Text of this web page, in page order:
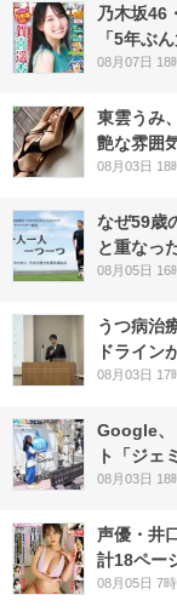
乃木坂46
「5年ぶ
08月07日 18
東雲うみ
艶な雰囲
08月03日 18
なぜ59歳
と重なっ
08月05日 16
うつ病治
ドライン
08月03日 17
Google、
ト「ジェ
08月03日 18
声優・井
計18ペー
08月05日 7